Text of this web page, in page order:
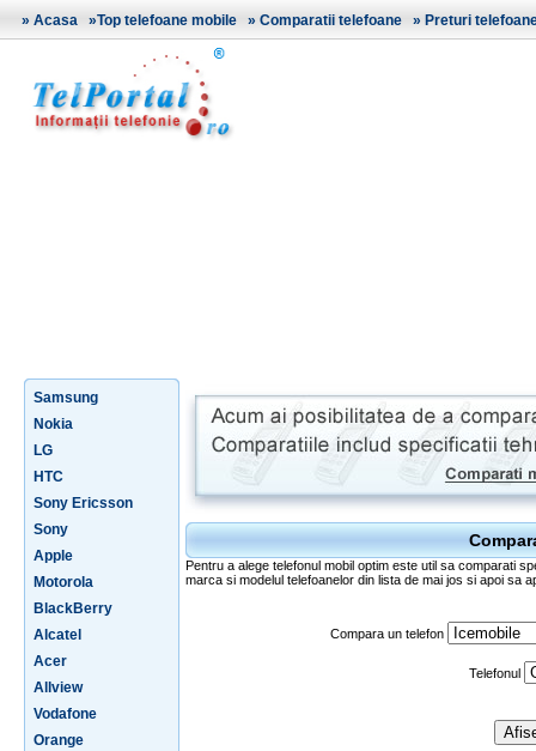
» Acasa »Top telefoane mobile » Comparatii telefoane » Preturi
Samsung
Nokia
LG
HTC
Sony Ericsson
Sony
Apple
Motorola
BlackBerry
Alcatel
Acer
Allview
Vodafone
Orange
Pentru a alege telefonul mobil optim este util sa comparati
marca si modelul telefoanelor din lista de mai jos si apoi sa
Compara un telefon
Telefonul